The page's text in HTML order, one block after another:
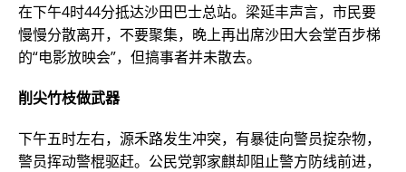
在下午4时44分抵达沙田巴士总站。梁延丰声言，市民要
慢慢分散离开，不要聚集，晚上再出席沙田大会堂百步梯
的“电影放映会”，但搞事者并未散去。
削尖竹枝做武器
下午五时左右，源禾路发生冲突，有暴徒向警员掟杂物，
警员挥动警棍驱赶。公民党郭家麒却阻止警方防线前进，